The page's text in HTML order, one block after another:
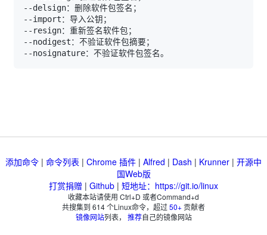
添加命令 | 命令列表 | Chrome 插件 | Alfred | Dash | Krunner | 开源中
国Web版
打赏捐赠 | Github | 短地址：https://git.io/linux
收藏本站请使用 Ctrl+D 或者Command+d
共搜集到 614个Linux命令，超过50+贡献者
镜像网站列表， 推荐自己的镜像网站